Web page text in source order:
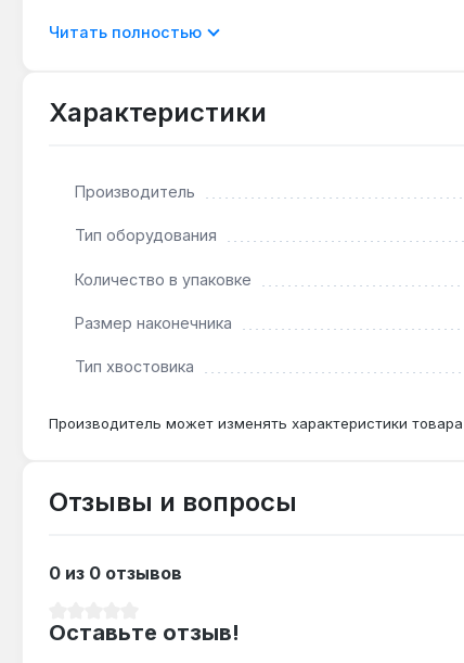
Производство Тайвань:
Бита Force 122S2502 применяется для ремонта
Подходит для сервисных центров и домашних
Подходит ли бита для винтов Nintendo
Да — профиль Tri-Wing №2 и длина 25 мм
Нет — бита безударного типа, ударные
Читать полностью
Характеристики
Производитель
Тип оборудования
Количество в упаковке
Размер наконечника
Тип хвостовика
Производитель может изменять характеристики
Отзывы и вопросы
0 из 0 отзывов
Оставьте отзыв!